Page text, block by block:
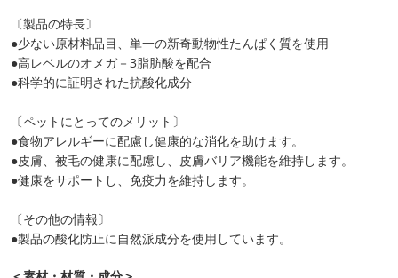
〔製品の特長〕
●少ない原材料品目、単一の新奇動物性たんぱく質を使用
●高レベルのオメガ－3脂肪酸を配合
●科学的に証明された抗酸化成分
〔ペットにとってのメリット〕
●食物アレルギーに配慮し健康的な消化を助けます。
●皮膚、被毛の健康に配慮し、皮膚バリア機能を維持します。
●健康をサポートし、免疫力を維持します。
〔その他の情報〕
●製品の酸化防止に自然派成分を使用しています。